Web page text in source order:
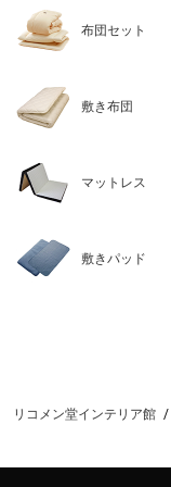
布団セット
敷き布団
マットレス
敷きパッド
リコメン堂インテリア館